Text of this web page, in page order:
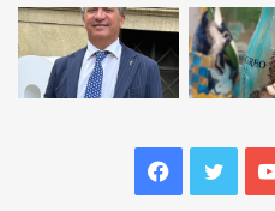
Facebook